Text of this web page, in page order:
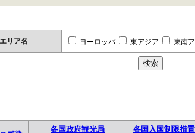
エリア名 ヨーロッパ 東アジア 東南
各国政府観光局
各国入国制限措